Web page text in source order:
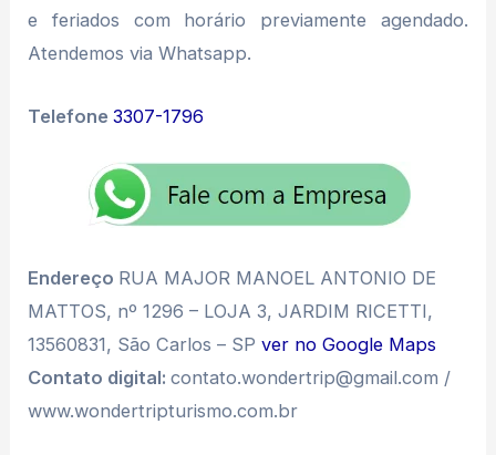
e feriados com horário previamente agendado.
Atendemos via Whatsapp.
Telefone3307-1796
Endereço RUA MAJOR MANOEL ANTONIO DE
MATTOS, nº 1296 – LOJA 3, JARDIM RICETTI,
13560831, São Carlos – SPver no Google Maps
Contato digital:contato.wondertrip@gmail.com /
www.wondertripturismo.com.br